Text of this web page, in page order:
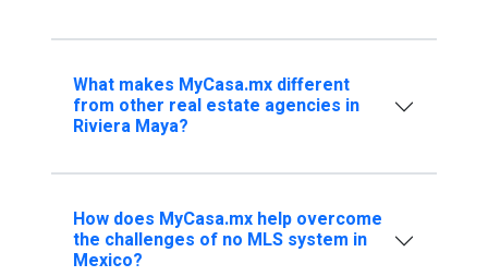
What makes MyCasa.mx different
from other real estate agencies in
Riviera Maya?
How does MyCasa.mx help overcome
the challenges of no MLS system in
Mexico?